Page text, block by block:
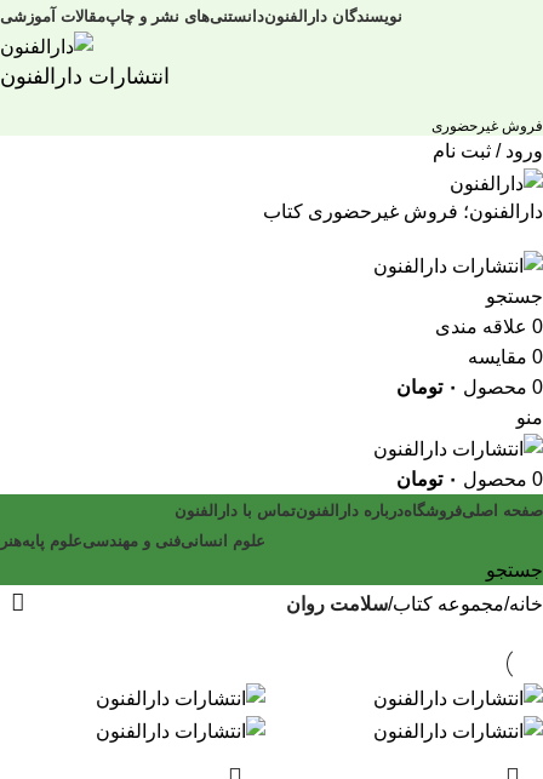
نویسندگان دارالفنوندانستنی‌های نشر و چاپمقالات آموزشی
انتشارات دارالفنون
فروش غیرحضوری
ورود / ثبت نام
دارالفنون؛ فروش غیرحضوری کتاب
جستجو
0 علاقه مندی
0 مقایسه
0 محصول ۰ تومان
منو
0 محصول ۰ تومان
صفحه اصلیفروشگاهدرباره دارالفنونتماس با دارالفنون
علوم انسانیفنی و مهندسیعلوم پایههنر
جستجو
خانه مجموعه کتاب سلامت روان